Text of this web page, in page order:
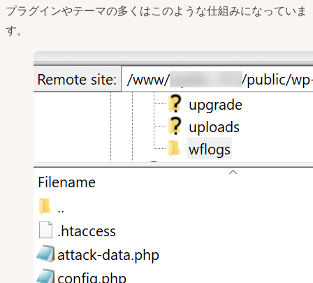
プラグインやテーマの多くはこのような仕組みになっていま
す。